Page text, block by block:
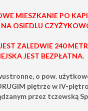
MIESZKANIE PO
NA OSIEDLU
ZALEDWIE 240
JEST BEZPŁATNA.
o pow.
piętrze w IV-
przez tczewską